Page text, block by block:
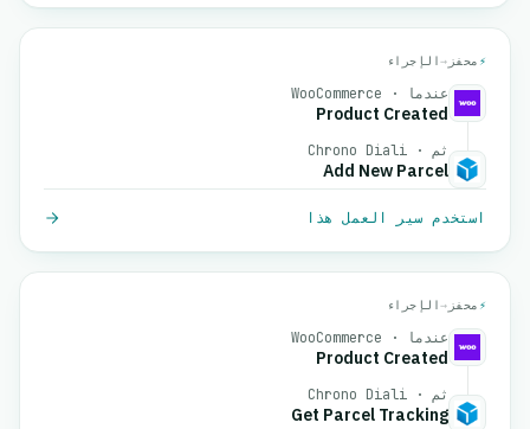
⚡ محفز →الإجراء
عندما · WooCommerce
Product Created
ثم · Chrono Diali
Add New Parcel
استخدم سير العمل هذا
⚡ محفز →الإجراء
عندما · WooCommerce
Product Created
ثم · Chrono Diali
Get Parcel Tracking